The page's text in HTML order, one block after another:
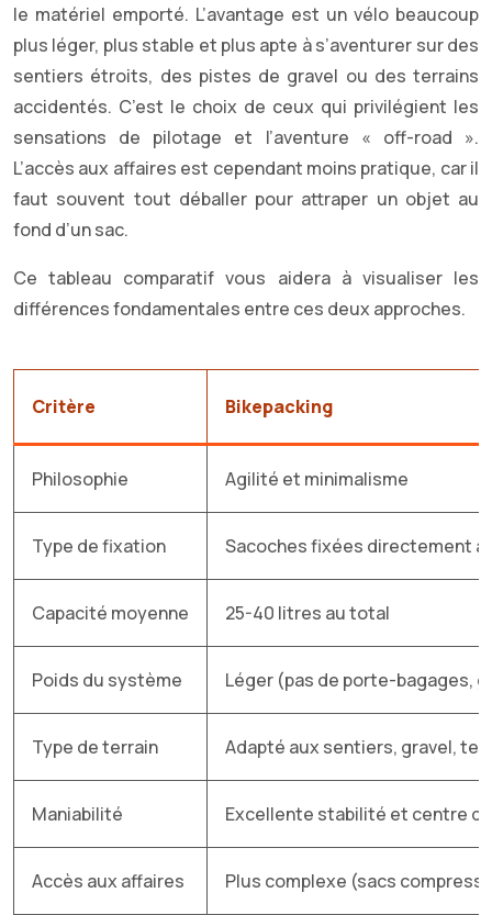
le matériel emporté. L’avantage est un vélo beaucoup
plus léger, plus stable et plus apte à s’aventurer sur des
sentiers étroits, des pistes de gravel ou des terrains
accidentés. C’est le choix de ceux qui privilégient les
sensations de pilotage et l’aventure « off-road ».
L’accès aux affaires est cependant moins pratique, car il
faut souvent tout déballer pour attraper un objet au
fond d’un sac.
Ce tableau comparatif vous aidera à visualiser les
différences fondamentales entre ces deux approches.
Critère Bikepacking
Philosophie Agilité et minimalisme
Type de fixation Sacoches fixées directement
Capacité moyenne 25-40 litres au total
Poids du système Léger (pas de porte-bagages,
Type de terrain Adapté aux sentiers, gravel,
Maniabilité Excellente stabilité et centre
Accès aux affaires Plus complexe (sacs